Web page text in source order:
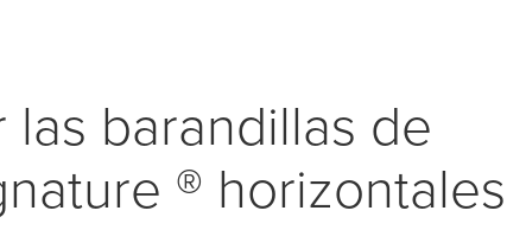
las barandillas de
® horizontales